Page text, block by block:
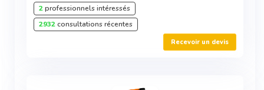
2professionnels intéressés
2932consultations récentes
Recevoir un devis